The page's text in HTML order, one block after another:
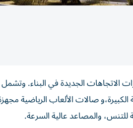
الاتجاهات الجديدة في البناء.
صالات الألعاب الرياضية
والمصاعد عالية السرعة.